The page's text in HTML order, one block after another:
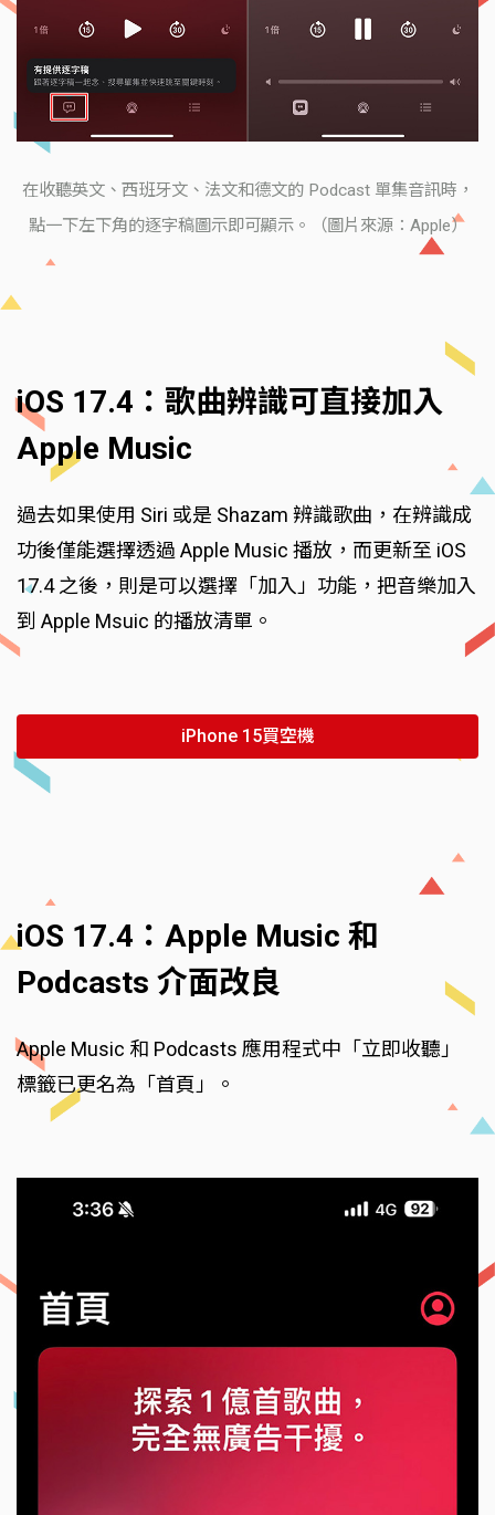
在收聽英文、西班牙文、法文和德文的 Podcast 單集音訊時，
點一下左下角的逐字稿圖示即可顯示。（圖片來源：Apple）
iOS 17.4：歌曲辨識可直接加入
Apple Music
過去如果使用 Siri 或是 Shazam 辨識歌曲，在辨識成
功後僅能選擇透過 Apple Music 播放，而更新至 iOS
17.4 之後，則是可以選擇「加入」功能，把音樂加入
到 Apple Msuic 的播放清單。
iPhone 15買空機
iOS 17.4：Apple Music 和
Podcasts 介面改良
Apple Music 和 Podcasts 應用程式中「立即收聽」
標籤已更名為「首頁」。